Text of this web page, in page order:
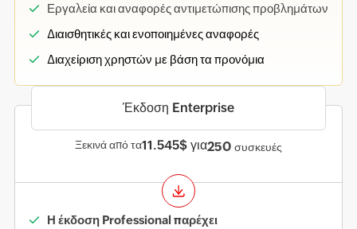
Εργαλεία και αναφορές αντιμετώπισης προβλημάτων
Διαισθητικές και ενοποιημένες αναφορές
Διαχείριση χρηστών με βάση τα προνόμια
Έκδοση Enterprise
Ξεκινά από τα11.545$ για250 συσκευές
Η έκδοση Professional παρέχει